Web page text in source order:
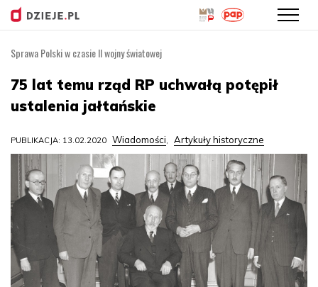
Przejdź
treści
Sprawa Polski w czasie II wojny światowej
75 lat temu rząd RP uchwałą potępił
ustalenia jałtańskie
PUBLIKACJA: 13.02.2020 Wiadomości, Artykuły historyczne